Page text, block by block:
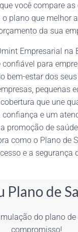
você compare as
plano que melhor
da sua
Empresarial na
para
bem-estar dos
pequenas
que une
confiança e um
promoção de
como o Plano de
e a segurança
Plano de
do plano de
compromisso!